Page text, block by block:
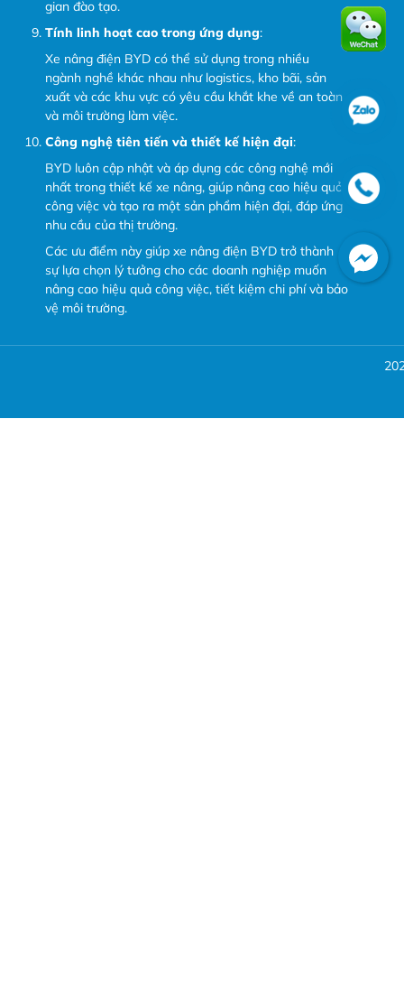
gian đào tạo.
Tính linh hoạt cao trong ứng dụng:
Xe nâng điện BYD có thể sử dụng trong nhiều
ngành nghề khác nhau như logistics, kho bãi, sản
xuất và các khu vực có yêu cầu khắt khe về an toàn
và môi trường làm việc.
Công nghệ tiên tiến và thiết kế hiện đại:
BYD luôn cập nhật và áp dụng các công nghệ mới
nhất trong thiết kế xe nâng, giúp nâng cao hiệu quả
công việc và tạo ra một sản phẩm hiện đại, đáp ứng
nhu cầu của thị trường.
Các ưu điểm này giúp xe nâng điện BYD trở thành
sự lựa chọn lý tưởng cho các doanh nghiệp muốn
nâng cao hiệu quả công việc, tiết kiệm chi phí và bảo
vệ môi trường.